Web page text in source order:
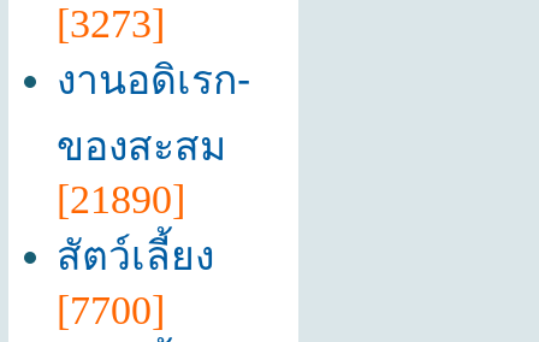
[3273]
งานอดิเรก-
ของสะสม
[21890]
สัตว์เลี้ยง
[7700]